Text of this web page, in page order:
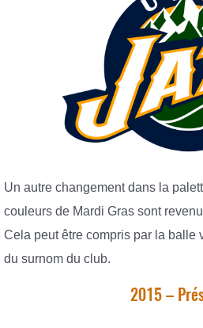
Un autre changement dans la
couleurs de Mardi Gras sont
Cela peut être compris par la balle
du surnom du club.
2015 –